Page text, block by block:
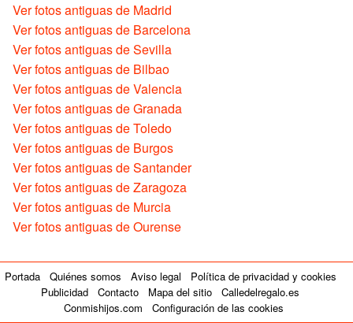
Ver fotos antiguas de Madrid
Ver fotos antiguas de Barcelona
Ver fotos antiguas de Sevilla
Ver fotos antiguas de Bilbao
Ver fotos antiguas de Valencia
Ver fotos antiguas de Granada
Ver fotos antiguas de Toledo
Ver fotos antiguas de Burgos
Ver fotos antiguas de Santander
Ver fotos antiguas de Zaragoza
Ver fotos antiguas de Murcia
Ver fotos antiguas de Ourense
Portada Quiénes somos Aviso legal
Política de privacidad y cookies
Publicidad
Contacto Mapa del sitio
Calledelregalo.es
Conmishijos.com
Configuración de las cookies